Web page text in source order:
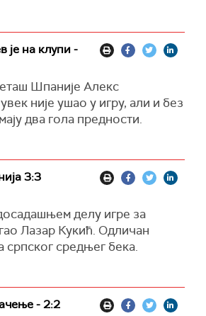
је на клупи -
Шпаније Алекс
није ушао у игру, али и без
два гола предности.
3:3
делу игре за
Лазар Кукић. Одличан
српског средњег бека.
- 2:2